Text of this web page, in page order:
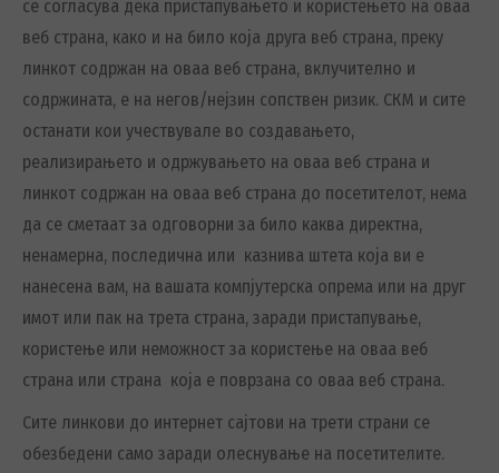
се согласува дека пристапувањето и користењето на оваа
веб страна, како и на било која друга веб страна, преку
линкот содржан на оваа веб страна, вклучително и
содржината, е на негов/нејзин сопствен ризик. СКМ и сите
останати кои учествувале во создавањето,
реализирањето и одржувањето на оваа веб страна и
линкот содржан на оваа веб страна до посетителот, нема
да се сметаат за одговорни за било каква директна,
ненамерна, последична или казнива штета која ви е
нанесена вам, на вашата компјутерска опрема или на друг
имот или пак на трета страна, заради пристапување,
користење или неможност за користење на оваа веб
страна или страна која е поврзана со оваа веб страна.
Сите линкови до интернет сајтови на трети страни се
обезбедени само заради олеснување на посетителите.